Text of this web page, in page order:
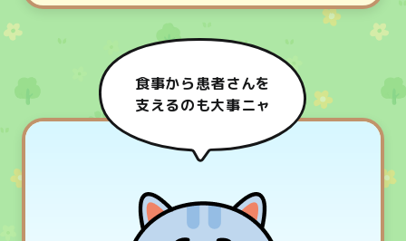
食事から患者さんを
支えるのも大事ニャ